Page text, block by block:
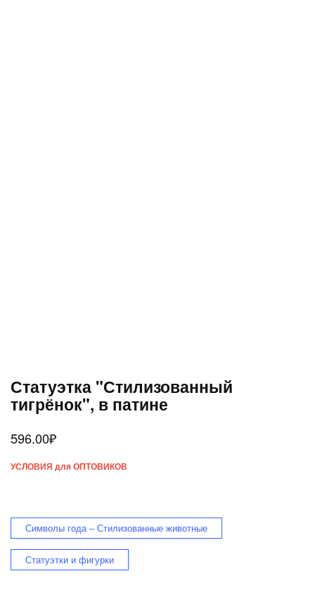
Статуэтка "Стилизованный
тигрёнок", в патине
596.00₽
УСЛОВИЯ для ОПТОВИКОВ
Символы года – Стилизованные животные
Статуэтки и фигурки